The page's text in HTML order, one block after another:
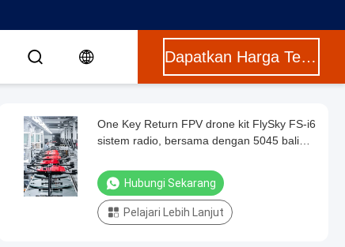
Dapatkan Harga Terbaik
One Key Return FPV drone kit FlySky FS-i6
sistem radio, bersama dengan 5045 baling-
kontrol.
Hubungi Sekarang
Pelajari Lebih Lanjut